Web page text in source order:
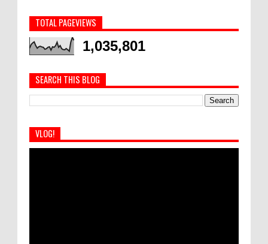
TOTAL PAGEVIEWS
1,035,801
SEARCH THIS BLOG
VLOG!